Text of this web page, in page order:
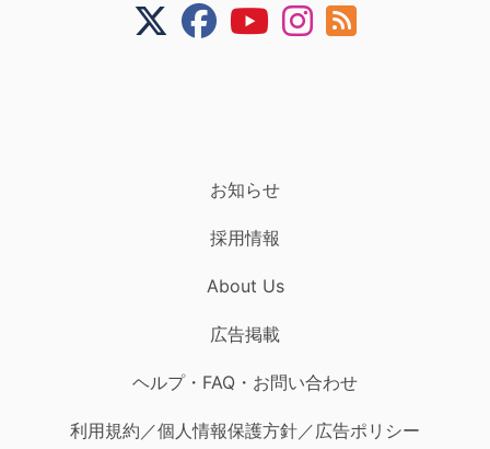
お知らせ
採用情報
About Us
広告掲載
ヘルプ・FAQ・お問い合わせ
利用規約／個人情報保護方針／広告ポリシー